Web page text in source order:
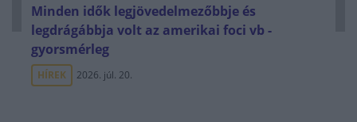
Minden idők legjövedelmezőbbje és
legdrágábbja volt az amerikai foci vb -
gyorsmérleg
HÍREK 2026. júl. 20.